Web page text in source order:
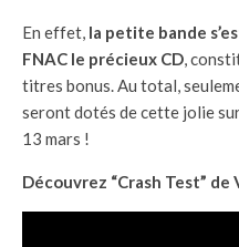
En effet, la petite bande
FNAC le précieux CD,
titres bonus. Au total,
seront dotés de cette jolie
13 mars !
Découvrez “Crash Test” de